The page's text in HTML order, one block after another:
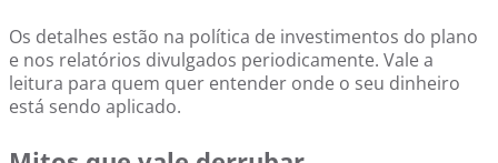
Os detalhes estão na política de investimentos do plano
e nos relatórios divulgados periodicamente. Vale a
leitura para quem quer entender onde o seu dinheiro
está sendo aplicado.